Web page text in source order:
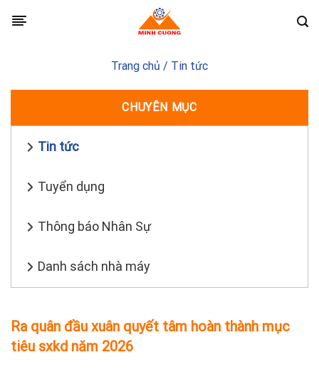
Trang chủ / Tin tức
CHUYÊN MỤC
Tin tức
Tuyển dụng
Thông báo Nhân Sự
Danh sách nhà máy
Ra quân đầu xuân quyết tâm hoàn thành mục
tiêu sxkd năm 2026